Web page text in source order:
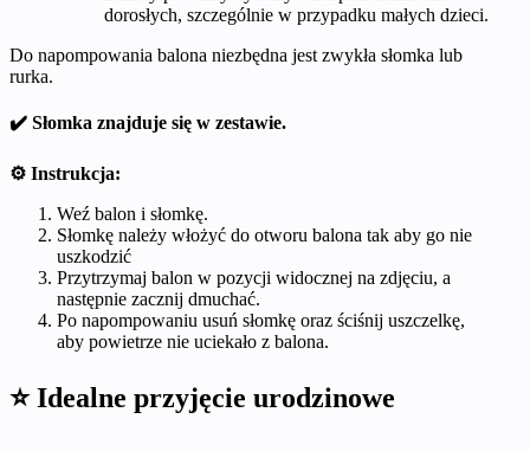
dorosłych, szczególnie w przypadku małych dzieci.
Do napompowania balona niezbędna jest zwykła słomka lub
rurka.
✔️ Słomka znajduje się w zestawie.
⚙️ Instrukcja:
Weź balon i słomkę.
Słomkę należy włożyć do otworu balona tak aby go nie
uszkodzić
Przytrzymaj balon w pozycji widocznej na zdjęciu, a
następnie zacznij dmuchać.
Po napompowaniu usuń słomkę oraz ściśnij uszczelkę,
aby powietrze nie uciekało z balona.
⭐ Idealne przyjęcie urodzinowe